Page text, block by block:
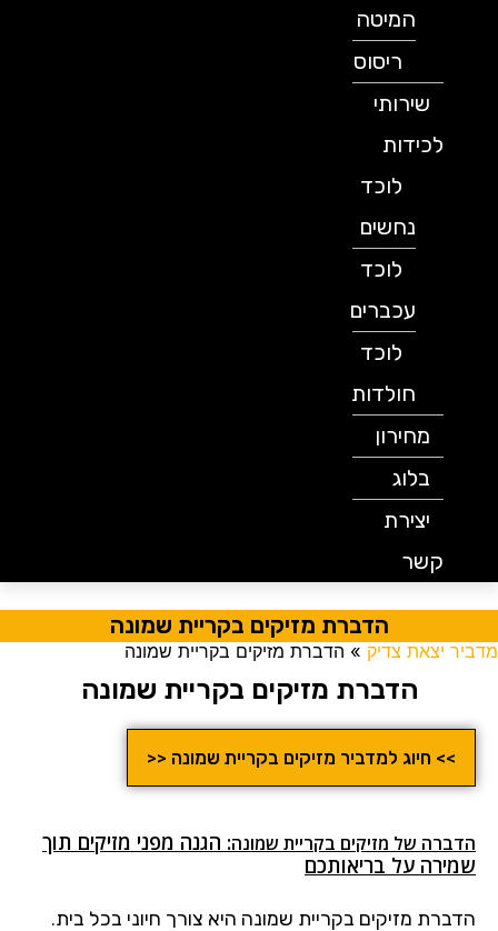
המיטה
ריסוס
שירותי
לכידות
לוכד
נחשים
לוכד
עכברים
לוכד
חולדות
מחירון
בלוג
יצירת
קשר
הדברת מזיקים בקריית שמונה
מדביר יצאת צדיק » הדברת מזיקים בקריית שמונה
הדברת מזיקים בקריית שמונה
>> חיוג למדביר מזיקים בקריית שמונה <<
הדברה של מזיקים בקריית שמונה: הגנה מפני מזיקים תוך
שמירה על בריאותכם
הדברת מזיקים בקריית שמונה היא צורך חיוני בכל בית.